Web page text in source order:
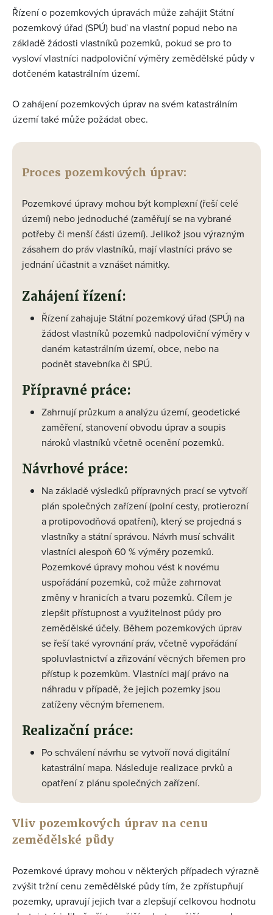
Řízení o pozemkových úpravách může zahájit Státní
pozemkový úřad (SPÚ) buď na vlastní popud nebo na
základě žádosti vlastníků pozemků, pokud se pro to
vysloví vlastníci nadpoloviční výměry zemědělské půdy v
dotčeném katastrálním území.
O zahájení pozemkových úprav na svém katastrálním
území také může požádat obec.
Proces pozemkových úprav:
Pozemkové úpravy mohou být komplexní (řeší celé
území) nebo jednoduché (zaměřují se na vybrané
potřeby či menší části území)​​​​. Jelikož jsou výrazným
zásahem do práv vlastníků, mají vlastníci právo se
jednání účastnit a vznášet námitky.
Zahájení řízení:
Řízení zahajuje Státní pozemkový úřad (SPÚ) na
žádost vlastníků pozemků nadpoloviční výměry v
daném katastrálním území, obce, nebo na
podnět stavebníka či SPÚ.
Přípravné práce:
Zahrnují průzkum a analýzu území, geodetické
zaměření, stanovení obvodu úprav a soupis
nároků vlastníků včetně ocenění pozemků.
Návrhové práce:
Na základě výsledků přípravných prací se vytvoří
plán společných zařízení (polní cesty, protierozní
a protipovodňová opatření), který se projedná s
vlastníky a státní správou. Návrh musí schválit
vlastníci alespoň 60 % výměry pozemků.
Pozemkové úpravy mohou vést k novému
uspořádání pozemků, což může zahrnovat
změny v hranicích a tvaru pozemků. Cílem je
zlepšit přístupnost a využitelnost půdy pro
zemědělské účely. Během pozemkových úprav
se řeší také vyrovnání práv, včetně vypořádání
spoluvlastnictví a zřizování věcných břemen pro
přístup k pozemkům. Vlastníci mají právo na
náhradu v případě, že jejich pozemky jsou
zatíženy věcným břemenem.
Realizační práce:
Po schválení návrhu se vytvoří nová digitální
katastrální mapa. Následuje realizace prvků a
opatření z plánu společných zařízení​.
Vliv pozemkových úprav na cenu
zemědělské půdy
Pozemkové úpravy mohou v některých případech výrazně
zvýšit tržní cenu zemědělské půdy tím, že zpřístupňují
pozemky, upravují jejich tvar a zlepšují celkovou hodnotu